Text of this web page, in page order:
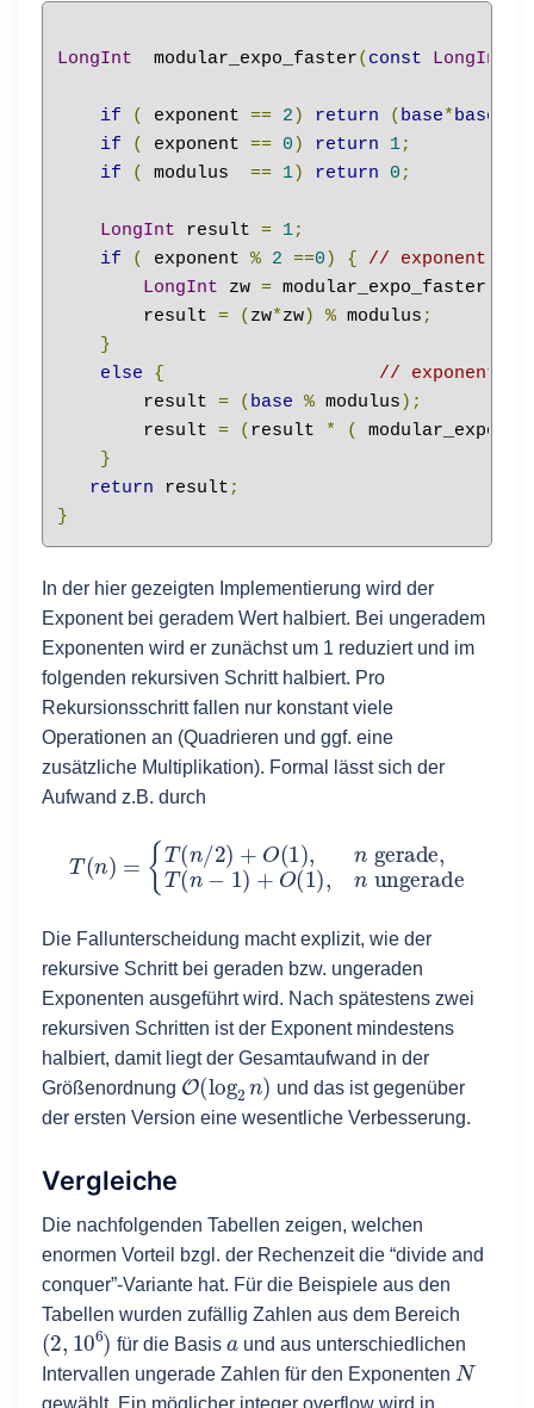
LongInt
  modular_expo_faster
( const LongInt
if ( exponent == 2 ) return ( base*base
if
( exponent == 0 ) return 1;
if
( modulus == 1) return 0 ;
LongInt result = 1;
if
( exponent % 2 ==0 ) {
// exponent
LongInt zw = modular_expo_faster
        result
= ( zw*zw) % modulus ;
}
else
{
// exponent
        result
= ( base % modulus );
        result
= ( result * (
}
return result ;
}
In der hier gezeigten Implementierung wird der
Exponent bei geradem Wert halbiert. Bei ungeradem
Exponenten wird er zunächst um 1 reduziert und im
folgenden rekursiven Schritt halbiert. Pro
Rekursionsschritt fallen nur konstant viele
Operationen an (Quadrieren und ggf. eine
zusätzliche Multiplikation). Formal lässt sich der
Aufwand z.B. durch
n) =
1),n gerade ,T(n ungerade
Die Fallunterscheidung macht explizit, wie der
rekursive Schritt bei geraden bzw. ungeraden
Exponenten ausgeführt wird. Nach spätestens zwei
rekursiven Schritten ist der Exponent mindestens
halbiert, damit liegt der Gesamtaufwand in der
Größenordnung
O(log )
und das ist gegenüber
der ersten Version eine wesentliche Verbesserung.
Vergleiche
Die nachfolgenden Tabellen zeigen, welchen
enormen Vorteil bzgl. der Rechenzeit die “divide and
conquer”-Variante hat. Für die Beispiele aus den
Tabellen wurden zufällig Zahlen aus dem Bereich
(2 106
für die Basis
a
und aus unterschiedlichen
Intervallen ungerade Zahlen für den Exponenten
N
gewählt. Ein möglicher integer overflow wird in